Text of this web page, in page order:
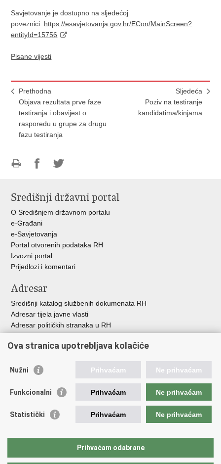
Savjetovanje je dostupno na sljedećoj
poveznici: https://esavjetovanja.gov.hr/ECon/MainScreen?
entityId=15756
Pisane vijesti
Prethodna
Objava rezultata prve faze
testiranja i obavijest o
rasporedu u grupe za drugu
fazu testiranja
Sljedeća
Poziv na testiranje
kandidatima/kinjama
FacebookuTwitteru
Središnji državni portal
O Središnjem državnom portalu
e-Građani
e-Savjetovanja
Portal otvorenih podataka RH
Izvozni portal
Prijedlozi i komentari
Adresar
Središnji katalog službenih dokumenata RH
Adresar tijela javne vlasti
Adresar političkih stranaka u RH
Besplatni telefoni javne uprave
Važne poveznice
Vlada Republike Hrvatske
Savjet za nacionalne manjine
Okvirna konvencija za zaštitu nacionalnih manjina
Ured zastupnika RH pred Eur.sudom za ljudska prava
Ova stranica upotrebljava kolačiće
Nužni Prihvaćam Ne prihvaćam
Funkcionalni Prihvaćam Ne prihvaćam
Statistički Prihvaćam Ne prihvaćam
Prihvaćam odabrane